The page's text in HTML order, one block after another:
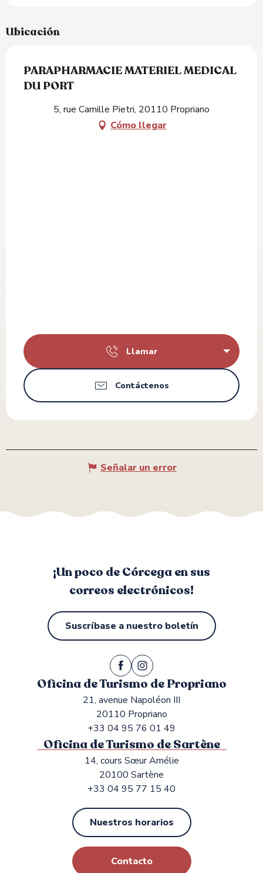
Ubicación
PARAPHARMACIE MATERIEL MEDICAL
DU PORT
5, rue Camille Pietri, 20110 Propriano
Cómo llegar
Llamar
Contáctenos
Señalar un error
¡Un poco de Córcega en sus
correos electrónicos!
Suscríbase a nuestro boletín
Oficina de Turismo de Propriano
21, avenue Napoléon III
20110 Propriano
+33 04 95 76 01 49
Oficina de Turismo de Sartène
14, cours Sœur Amélie
20100 Sartène
+33 04 95 77 15 40
Nuestros horarios
Contacto